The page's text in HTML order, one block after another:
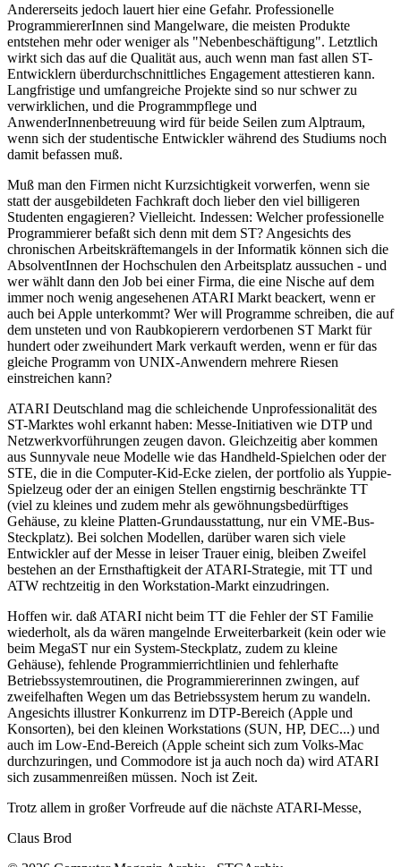
Andererseits jedoch lauert hier eine Gefahr. Professionelle
ProgrammiererInnen sind Mangelware, die meisten Produkte
entstehen mehr oder weniger als "Nebenbeschäftigung". Letztlich
wirkt sich das auf die Qualität aus, auch wenn man fast allen ST-
Entwicklern überdurchschnittliches Engagement attestieren kann.
Langfristige und umfangreiche Projekte sind so nur schwer zu
verwirklichen, und die Programmpflege und
AnwenderInnenbetreuung wird für beide Seilen zum Alptraum,
wenn sich der studentische Entwickler während des Studiums noch
damit befassen muß.
Muß man den Firmen nicht Kurzsichtigkeit vorwerfen, wenn sie
statt der ausgebildeten Fachkraft doch lieber den viel billigeren
Studenten engagieren? Vielleicht. Indessen: Welcher professionelle
Programmierer befaßt sich denn mit dem ST? Angesichts des
chronischen Arbeitskräftemangels in der Informatik können sich die
AbsolventInnen der Hochschulen den Arbeitsplatz aussuchen - und
wer wählt dann den Job bei einer Firma, die eine Nische auf dem
immer noch wenig angesehenen ATARI Markt beackert, wenn er
auch bei Apple unterkommt? Wer will Programme schreiben, die auf
dem unsteten und von Raubkopierern verdorbenen ST Markt für
hundert oder zweihundert Mark verkauft werden, wenn er für das
gleiche Programm von UNIX-Anwendern mehrere Riesen
einstreichen kann?
ATARI Deutschland mag die schleichende Unprofessionalität des
ST-Marktes wohl erkannt haben: Messe-Initiativen wie DTP und
Netzwerkvorführungen zeugen davon. Gleichzeitig aber kommen
aus Sunnyvale neue Modelle wie das Handheld-Spielchen oder der
STE, die in die Computer-Kid-Ecke zielen, der portfolio als Yuppie-
Spielzeug oder der an einigen Stellen engstirnig beschränkte TT
(viel zu kleines und zudem mehr als gewöhnungsbedürftiges
Gehäuse, zu kleine Platten-Grundausstattung, nur ein VME-Bus-
Steckplatz). Bei solchen Modellen, darüber waren sich viele
Entwickler auf der Messe in leiser Trauer einig, bleiben Zweifel
bestehen an der Ernsthaftigkeit der ATARI-Strategie, mit TT und
ATW rechtzeitig in den Workstation-Markt einzudringen.
Hoffen wir. daß ATARI nicht beim TT die Fehler der ST Familie
wiederholt, als da wären mangelnde Erweiterbarkeit (kein oder wie
beim MegaST nur ein System-Steckplatz, zudem zu kleine
Gehäuse), fehlende Programmierrichtlinien und fehlerhafte
Betriebssystemroutinen, die Programmiererinnen zwingen, auf
zweifelhaften Wegen um das Betriebssystem herum zu wandeln.
Angesichts illustrer Konkurrenz im DTP-Bereich (Apple und
Konsorten), bei den kleinen Workstations (SUN, HP, DEC...) und
auch im Low-End-Bereich (Apple scheint sich zum Volks-Mac
durchzuringen, und Commodore ist ja auch noch da) wird ATARI
sich zusammenreißen müssen. Noch ist Zeit.
Trotz allem in großer Vorfreude auf die nächste ATARI-Messe,
Claus Brod